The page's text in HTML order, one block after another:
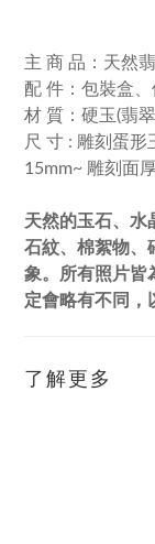
主 商 品：天然
配 件：包裝盒
材 質：硬玉(翡
尺 寸 : 雕刻蛋形
15mm~ 雕刻面
天然的玉石、水
石紋、棉絮物、
象。所有照片皆
定會略有不同，
了解更多